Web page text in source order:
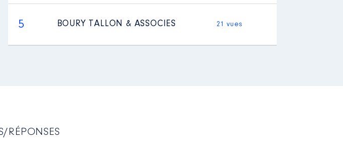
5 BOURY TALLON & ASSOCIES 21 vues
RÉPONSES